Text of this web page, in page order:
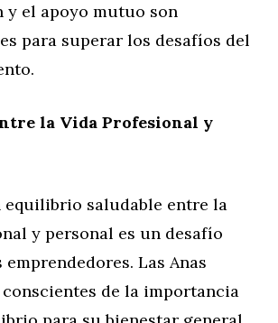
y el apoyo mutuo son
para superar los desafíos del
la Vida Profesional y
equilibrio saludable entre la
y personal es un desafío
Las Anas
de la importancia